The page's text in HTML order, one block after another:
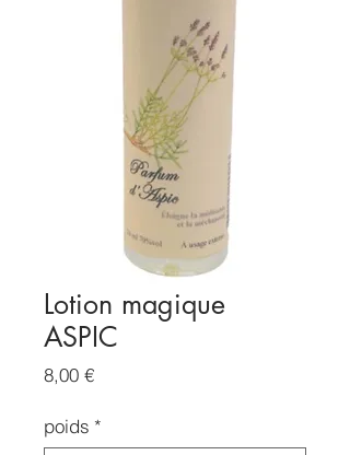
Lotion magique
ASPIC
8,00 €Prix
poids *